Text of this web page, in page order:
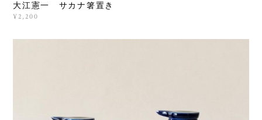
大江憲一 サカナ箸置き
¥2,200